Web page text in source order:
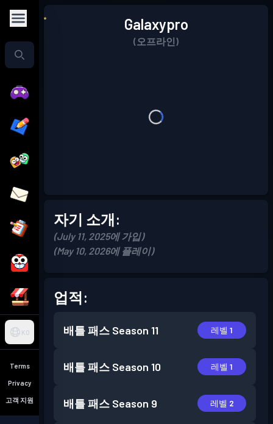
KO
Terms
Privacy
고객 지원
Galaxypro
(오프라인)
자기 소개:
(July 11, 2025에 가입)
(May 10, 2026에 플레이)
업적:
배틀 패스 Season 11 레벨 1
배틀 패스 Season 10 레벨 1
배틀 패스 Season 9 레벨 2